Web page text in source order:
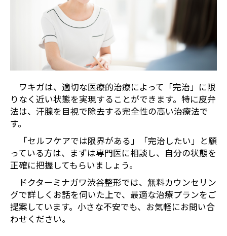
ワキガは、適切な医療的治療によって「完治」に限
りなく近い状態を実現することができます。特に皮弁
法は、汗腺を目視で除去する完全性の高い治療法で
す。
「セルフケアでは限界がある」「完治したい」と願
っている方は、まずは専門医に相談し、自分の状態を
正確に把握してもらいましょう。
ドクターミナガワ渋谷整形では、無料カウンセリン
グで詳しくお話を伺いた上で、最適な治療プランをご
提案しています。小さな不安でも、お気軽にお問い合
わせください。